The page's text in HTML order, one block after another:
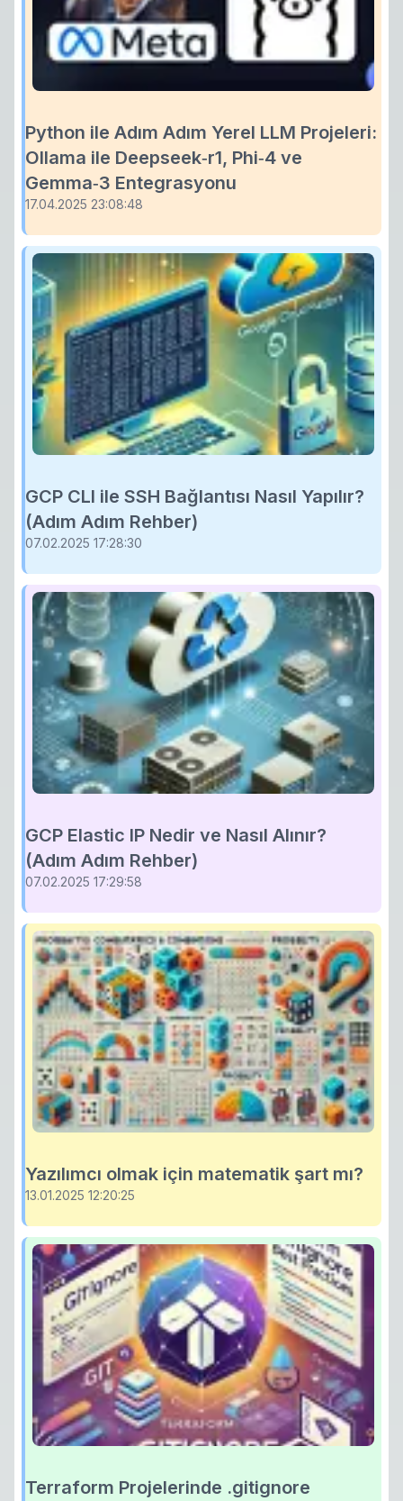
Python ile Adım Adım Yerel LLM Projeleri:
Ollama ile Deepseek‑r1, Phi‑4 ve
Gemma‑3 Entegrasyonu
17.04.2025 23:08:48
GCP CLI ile SSH Bağlantısı Nasıl Yapılır?
(Adım Adım Rehber)
07.02.2025 17:28:30
GCP Elastic IP Nedir ve Nasıl Alınır?
(Adım Adım Rehber)
07.02.2025 17:29:58
Yazılımcı olmak için matematik şart mı?
13.01.2025 12:20:25
Terraform Projelerinde .gitignore